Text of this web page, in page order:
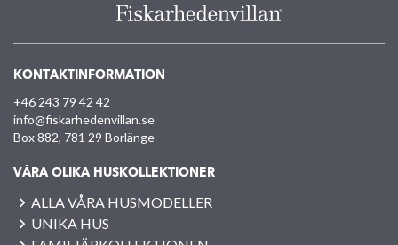
KONTAKTINFORMATION
+46 243 79 42 42
info@fiskarhedenvillan.se
Box 882, 781 29 Borlänge
VÅRA OLIKA HUSKOLLEKTIONER
ALLA VÅRA HUSMODELLER
UNIKA HUS